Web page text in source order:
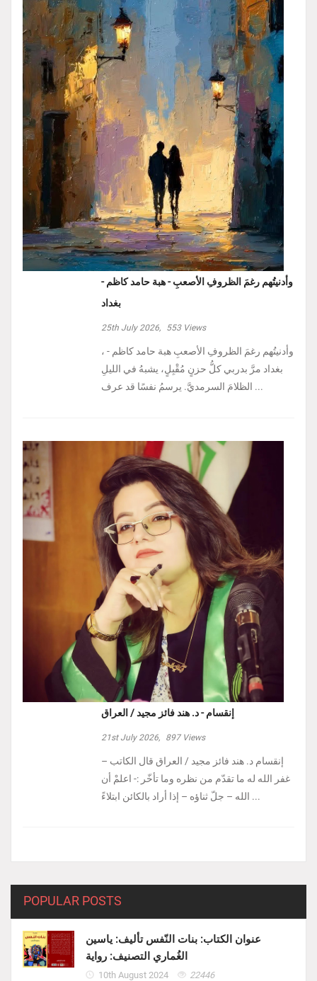
وأدنيتُهم رغمَ الظروفِ الأصعبِ - هبة حامد كاظم -
بغداد
25th July 2026, 553Views
، وأدنيتُهم رغمَ الظروفِ الأصعبِ هبة حامد كاظم -
بغداد مرَّ بدربي كلُّ حزنٍ مُقْبِلٍ، يشبهُ في الليلِ
الظلامَ السرمديَّ. يرسمُ نفسًا قد عرف ...
إنقسام - د. هند فائز مجيد / العراق
21st July 2026, 897Views
إنقسام د. هند فائز مجيد / العراق ‏قال الكاتب –
غفر الله له ما تقدّم من نظره وما تأخّر :- ‏اعلمْ أن
الله – جلّ ثناؤه – إذا أراد بالكائن ابتلاءً ...
POPULAR POSTS
عنوان الكتاب: بنات النّفس تأليف: ياسين
الغُماري التصنيف: رواية
10th August 2024 22446